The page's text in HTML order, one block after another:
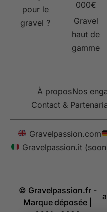
pour le
gravel ?
000€
Gravel
haut de
gamme
À proposNos
Contact &
Gravelpassion.com
Gravelpassion.it
© Gravelpassion.fr -
Marque déposée |